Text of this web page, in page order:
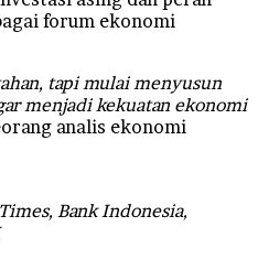
forum ekonomi
tapi mulai menyusun
menjadi kekuatan ekonomi
analis ekonomi
Bank Indonesia,